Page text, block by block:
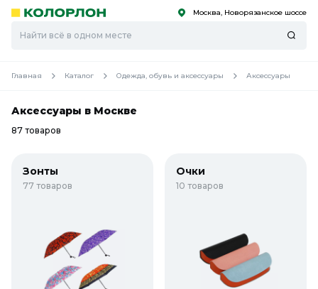
Скоро
Скоро Москва, Новорязанское шоссе
Главная Каталог Одежда, обувь и аксессуары Аксессуары
Аксессуары в Москве
87 товаров
Зонты
77 товаров
Очки
10 товаров